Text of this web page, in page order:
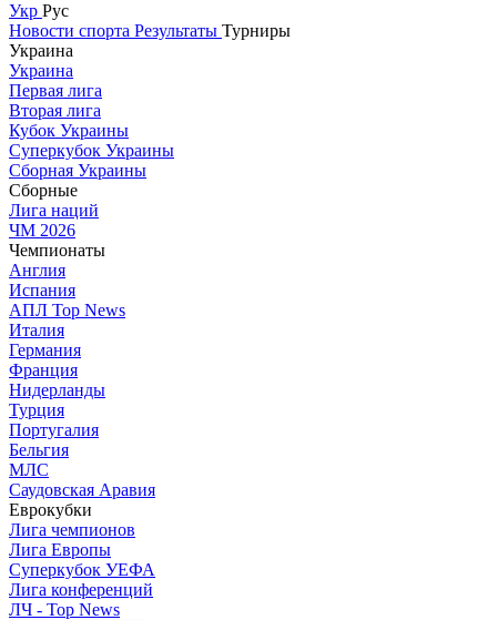
Укр Рус
Новости спорта Результаты Турниры
Украина
Украина
Первая лига
Вторая лига
Кубок Украины
Суперкубок Украины
Сборная Украины
Сборные
Лига наций
ЧМ 2026
Чемпионаты
Англия
Испания
АПЛ Top News
Италия
Германия
Франция
Нидерланды
Турция
Португалия
Бельгия
МЛС
Саудовская Аравия
Еврокубки
Лига чемпионов
Лига Европы
Суперкубок УЕФА
Лига конференций
ЛЧ - Top News